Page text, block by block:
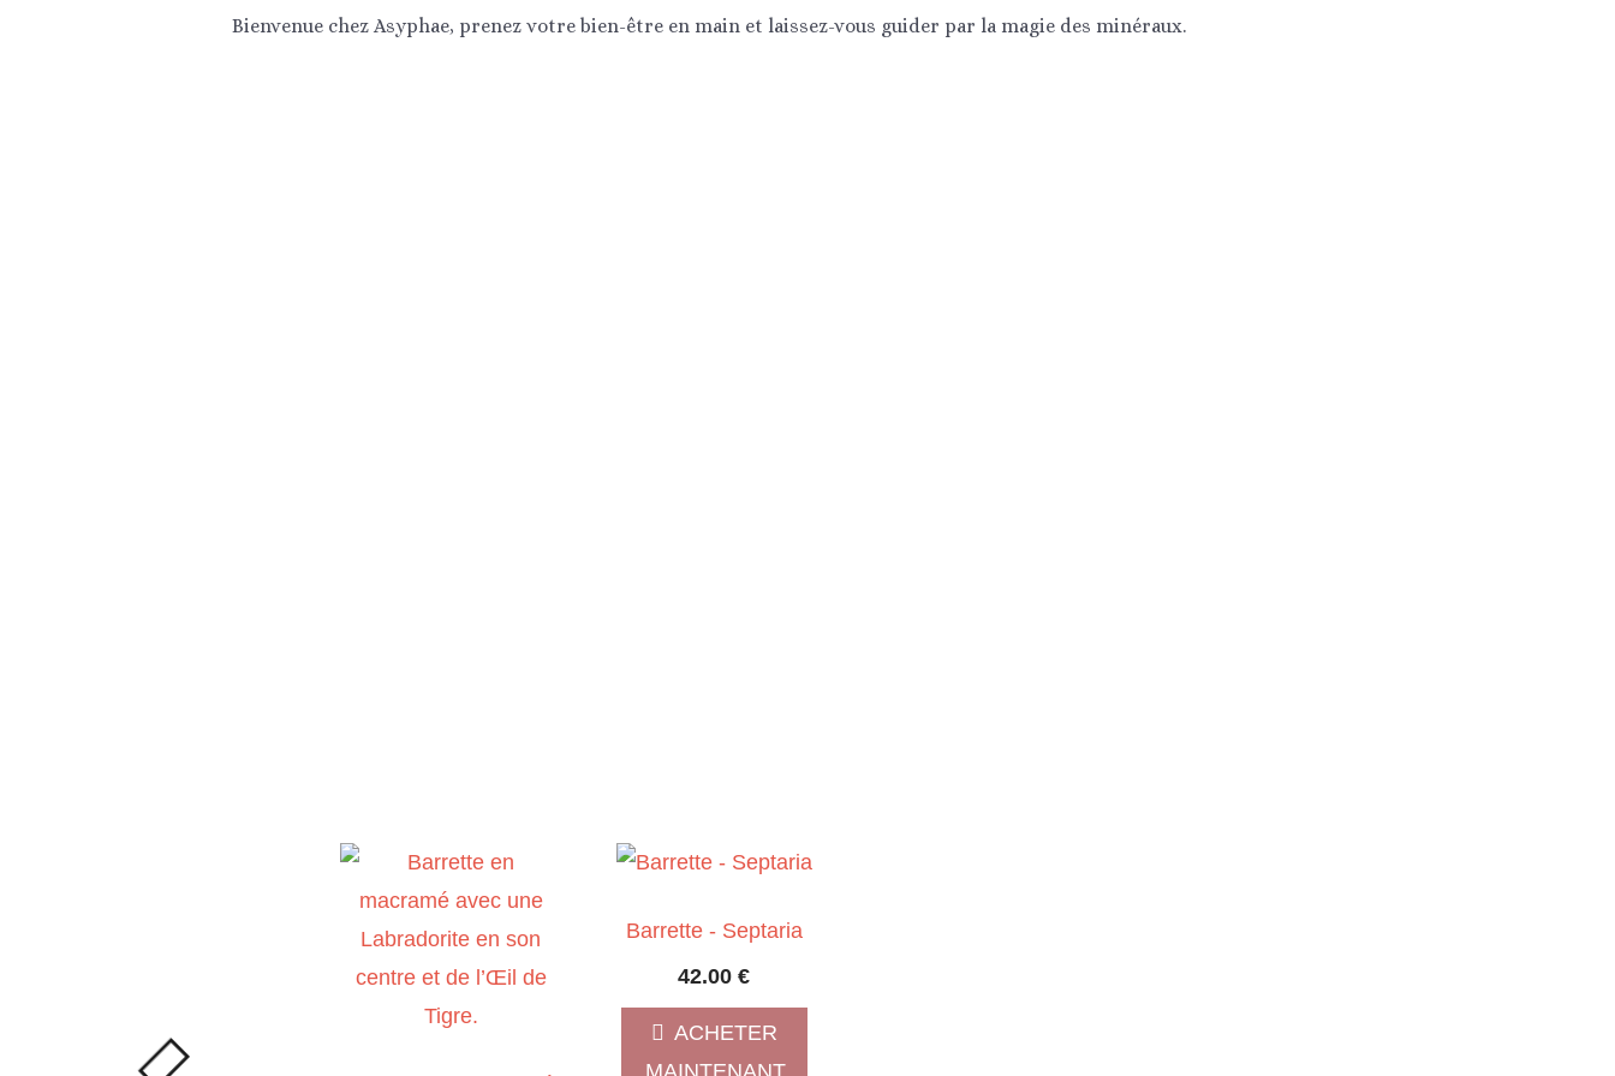
Bienvenue chez Asyphae, prenez votre bien-être en main et laissez-vous guider par la magie des minéraux.
Barrette - Septaria
42.00€
ACHETER
MAINTENANT